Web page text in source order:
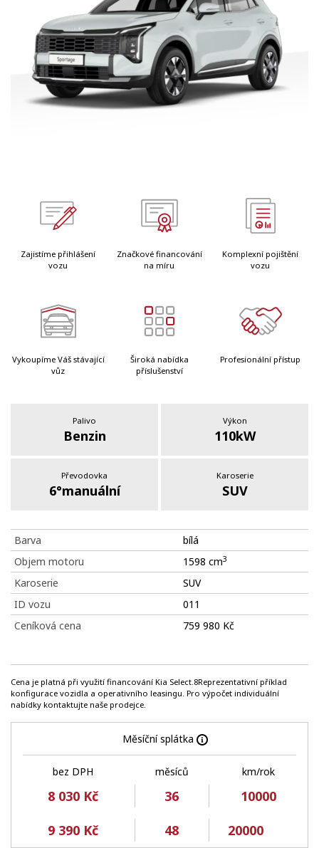
Zajistíme přihlášení
vozu
Značkové financování
na míru
Komplexní pojištění
vozu
Vykoupíme Váš stávající
vůz
Široká nabídka
příslušenství
Profesionální přístup
Palivo
Benzin
Výkon
110kW
Převodovka
6°manuální
Karoserie
SUV
Barva
bílá
Objem motoru
1598 cm3
Karoserie
SUV
ID vozu
011
Ceníková cena
759 980 Kč
Cena je platná při využití financování Kia Select.8Reprezentativní příklad
konfigurace vozidla a operativního leasingu. Pro výpočet individuální
nabídky kontaktujte naše prodejce.
Měsíční splátka
bez DPH měsíců km/rok
8 030 Kč 36
10000
9 390 Kč
48 20000